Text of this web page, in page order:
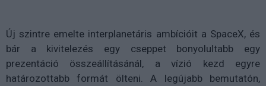
Új szintre emelte interplanetáris ambícióit a SpaceX, és
bár a kivitelezés egy cseppet bonyolultabb egy
prezentáció összeállításánál, a vízió kezd egyre
határozottabb formát ölteni. A legújabb bemutatón,